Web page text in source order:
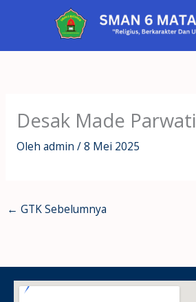
Desak Made Parwati
Oleh admin /8 Mei 2025
← GTK Sebelumnya